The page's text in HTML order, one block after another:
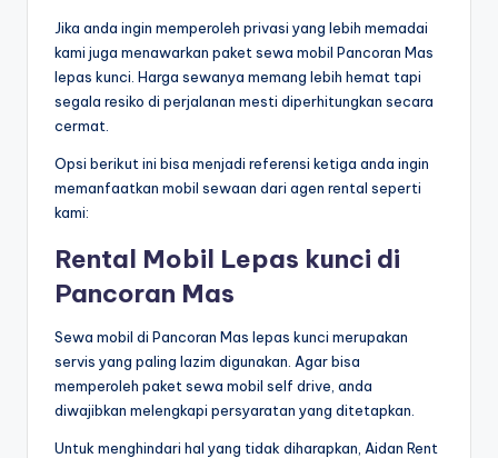
Jika anda ingin memperoleh privasi yang lebih memadai
kami juga menawarkan paket sewa mobil Pancoran Mas
lepas kunci. Harga sewanya memang lebih hemat tapi
segala resiko di perjalanan mesti diperhitungkan secara
cermat.
Opsi berikut ini bisa menjadi referensi ketiga anda ingin
memanfaatkan mobil sewaan dari agen rental seperti
kami:
Rental Mobil Lepas kunci di
Pancoran Mas
Sewa mobil di Pancoran Mas lepas kunci merupakan
servis yang paling lazim digunakan. Agar bisa
memperoleh paket sewa mobil self drive, anda
diwajibkan melengkapi persyaratan yang ditetapkan.
Untuk menghindari hal yang tidak diharapkan, Aidan Rent